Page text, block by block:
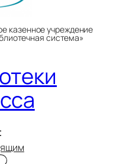
казенное учреждение
система»